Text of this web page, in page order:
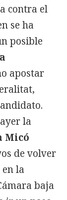
contra el
se ha
posible
apostar
la
Micó
de volver
la
baja